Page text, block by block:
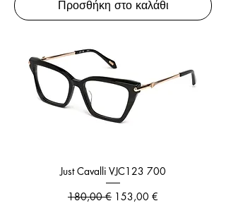
Προσθήκη στο καλάθι
Just Cavalli VJC123 700
Κανονική τιμή
180,00 € Τιμή Έκπτωσης
153,00 €